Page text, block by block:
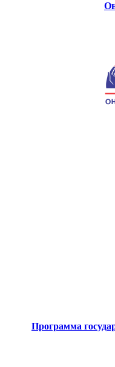
Программа